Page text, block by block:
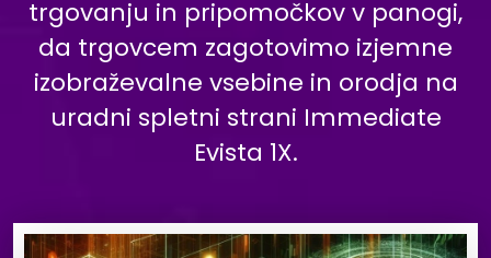
trgovanju in pripomočkov v panogi,
da trgovcem zagotovimo izjemne
izobraževalne vsebine in orodja na
uradni spletni strani Immediate
Evista 1X.